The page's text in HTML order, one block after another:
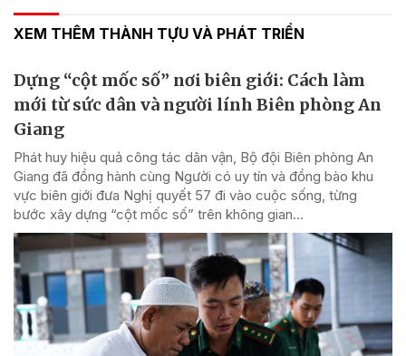
XEM THÊM THÀNH TỰU VÀ PHÁT TRIỂN
Dựng “cột mốc số” nơi biên giới: Cách làm
mới từ sức dân và người lính Biên phòng An
Giang
Phát huy hiệu quả công tác dân vận, Bộ đội Biên phòng An
Giang đã đồng hành cùng Người có uy tín và đồng bào khu
vực biên giới đưa Nghị quyết 57 đi vào cuộc sống, từng
bước xây dựng “cột mốc số” trên không gian...